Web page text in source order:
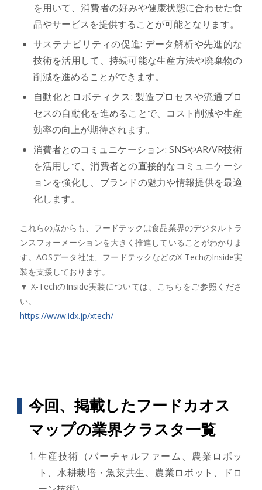
を用いて、消費者の好みや健康状態に合わせた食
品やサービスを提供することが可能となります。
サステナビリティの促進: データ解析や先進的な
技術を活用して、持続可能な生産方法や廃棄物の
削減を進めることができます。
自動化とロボティクス: 製造プロセスや流通プロ
セスの自動化を進めることで、コスト削減や生産
効率の向上が期待されます。
消費者とのコミュニケーション: SNSやAR/VR技術
を活用して、消費者との直接的なコミュニケーシ
ョンを強化し、ブランドの魅力や情報提供を最適
化します。
これらの点からも、フードテックは食品業界のデジタルトラ
ンスフォーメーションを大きく推進していることがわかりま
す。AOSデータ社は、フードテックなどのX-TechのInside実
装を支援しております。
▼ X-TechのInside実装については、こちらをご参照くださ
い。
https://www.idx.jp/xtech/
今回、掲載したフードカオス
マップの業界クラスタ一覧
生産技術（バーチャルファーム、農業ロボッ
ト、水耕栽培・魚菜共生、農業ロボット、ドロ